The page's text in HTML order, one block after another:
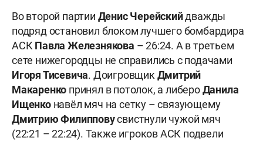
Во второй партии Денис Черейскийдважды
подряд остановил блоком лучшего бомбардира
АСКПавла Железнякова – 26:24. А в третьем
сете нижегородцы не справились с подачами
Игоря Тисевича. ДоигровщикДмитрий
Макаренко принял в потолок, а либероДанила
Ищенконавёл мяч на сетку – связующему
Дмитрию Филипповусвистнули чужой мяч
(22:21 – 22:24). Также игроков АСК подвели